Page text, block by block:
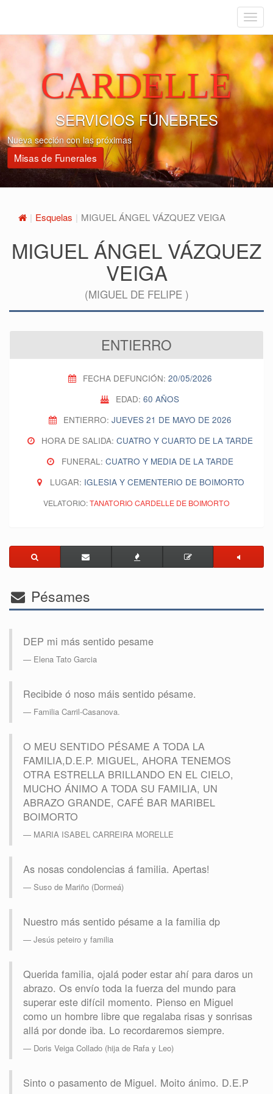
Menu
CARDELLE
SERVICIOS FÚNEBRES
Nueva sección con las próximas
Misas de Funerales
Esquelas MIGUEL ÁNGEL VÁZQUEZ VEIGA
MIGUEL ÁNGEL VÁZQUEZ
VEIGA
(MIGUEL DE FELIPE )
ENTIERRO
FECHA DEFUNCIÓN: 20/05/2026
EDAD: 60 AÑOS
ENTIERRO: JUEVES 21 DE MAYO DE 2026
HORA DE SALIDA:CUATRO Y CUARTO DE LA TARDE
FUNERAL: CUATRO Y MEDIA DE LA TARDE
LUGAR: IGLESIA Y CEMENTERIO DE BOIMORTO
VELATORIO:TANATORIO CARDELLE DE BOIMORTO
Pésames
DEP mi más sentido pesame
Elena Tato Garcia
Recibide ó noso máis sentido pésame.
Familia Carril-Casanova.
O MEU SENTIDO PÉSAME A TODA LA
FAMILIA,D.E.P. MIGUEL, AHORA TENEMOS
OTRA ESTRELLA BRILLANDO EN EL CIELO,
MUCHO ÁNIMO A TODA SU FAMILIA, UN
ABRAZO GRANDE, CAFÉ BAR MARIBEL
BOIMORTO
MARIA ISABEL CARREIRA MORELLE
As nosas condolencias á familia. Apertas!
Suso de Mariño (Dormeá)
Nuestro más sentido pésame a la familia dp
Jesús peteiro y familia
Querida familia, ojalá poder estar ahí para daros un
abrazo. Os envío toda la fuerza del mundo para
superar este difícil momento. Pienso en Miguel
como un hombre libre que regalaba risas y sonrisas
allá por donde iba. Lo recordaremos siempre.
Doris Veiga Collado (hija de Rafa y Leo)
Sinto o pasamento de Miguel. Moito ánimo. D.E.P